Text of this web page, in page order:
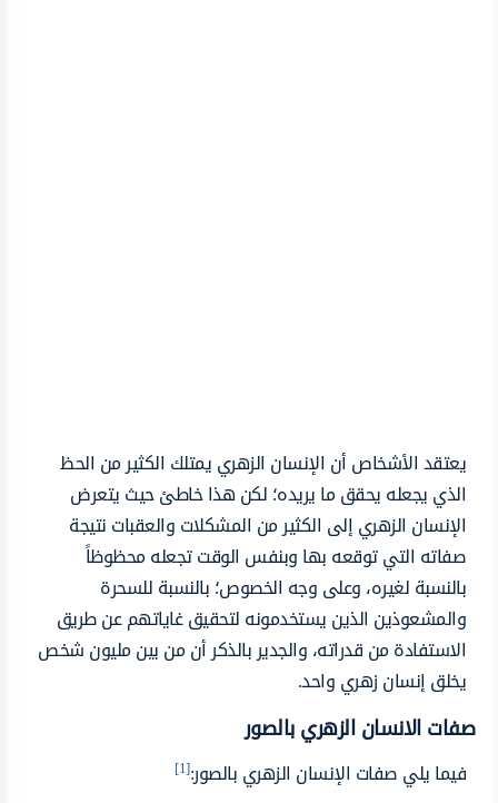
يعتقد الأشخاص أن الإنسان الزهري يمتلك الكثير من الحظ
الذي يجعله يحقق ما يريده؛ لكن هذا خاطئ حيث يتعرض
الإنسان الزهري إلى الكثير من المشكلات والعقبات نتيجة
صفاته التي توقعه بها وبنفس الوقت تجعله محظوظاً
بالنسبة لغيره، وعلى وجه الخصوص؛ بالنسبة للسحرة
والمشعوذين الذين يستخدمونه لتحقيق غاياتهم عن طريق
الاستفادة من قدراته، والجدير بالذكر أن من بين مليون شخص
يخلق إنسان زهري واحد.
صفات الانسان الزهري بالصور
فيما يلي صفات الإنسان الزهري بالصور:[1]